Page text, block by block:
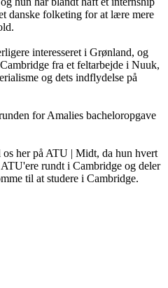
danske folketing for at lære mere
interesseret i Grønland, og
fra et feltarbejde i Nuuk,
og dets indflydelse på
for Amalies bacheloropgave
her på ATU | Midt, da hun hvert
rundt i Cambridge og deler
til at studere i Cambridge.